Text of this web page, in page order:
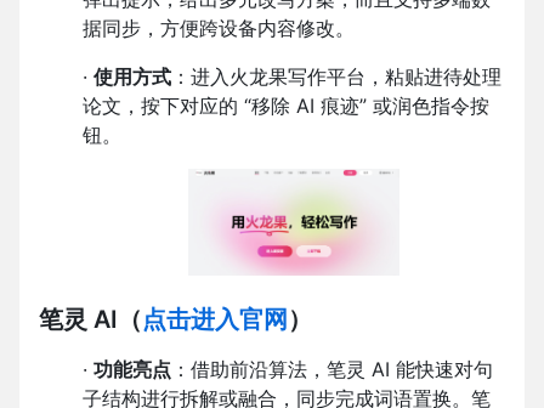
据同步，方便跨设备内容修改。
· 使用方式 ：进入火龙果写作平台，粘贴进待处理
论文，按下对应的 “移除 AI 痕迹” 或润色指令按
钮。
笔灵 AI （点击进入官网 ）
· 功能亮点 ：借助前沿算法，笔灵 AI 能快速对句
子结构进行拆解或融合，同步完成词语置换。笔